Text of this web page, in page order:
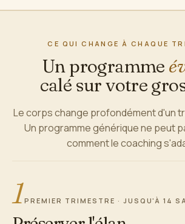
CE QUI CHANGE À CHAQUE
Un programme
calé sur votre
Le corps change profondément d'un
Un programme générique ne peut
comment le coaching
1PREMIER TRIMESTRE · JUSQU'À 14